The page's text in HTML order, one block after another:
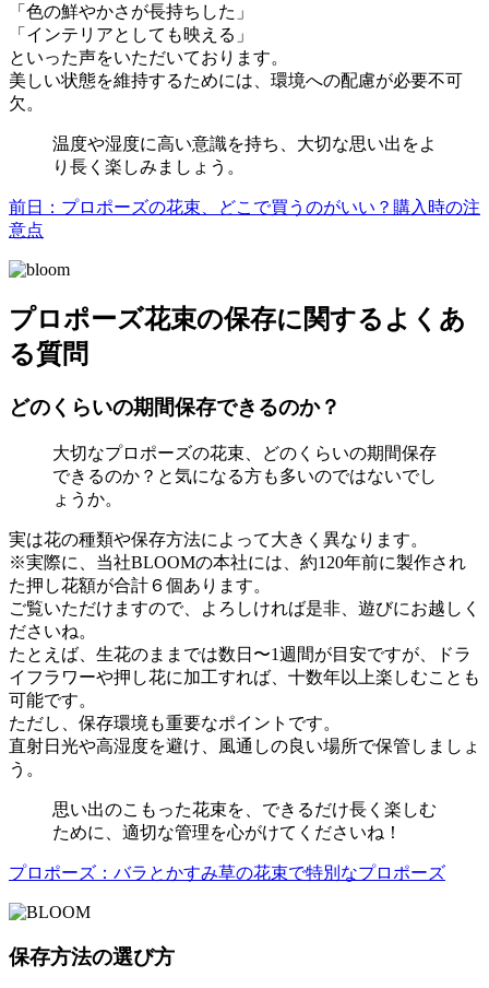
「色の鮮やかさが長持ちした」
「インテリアとしても映える」
といった声をいただいております。
美しい状態を維持するためには、環境への配慮が必要不可
欠。
温度や湿度に高い意識を持ち、大切な思い出をよ
り長く楽しみましょう。
前日：プロポーズの花束、どこで買うのがいい？購入時の注
意点
プロポーズ花束の保存に関するよくあ
る質問
どのくらいの期間保存できるのか？
大切なプロポーズの花束、どのくらいの期間保存
できるのか？と気になる方も多いのではないでし
ょうか。
実は花の種類や保存方法によって大きく異なります。
※実際に、当社BLOOMの本社には、約120年前に製作され
た押し花額が合計６個あります。
ご覧いただけますので、よろしければ是非、遊びにお越しく
ださいね。
たとえば、生花のままでは数日〜1週間が目安ですが、ドラ
イフラワーや押し花に加工すれば、十数年以上楽しむことも
可能です。
ただし、保存環境も重要なポイントです。
直射日光や高湿度を避け、風通しの良い場所で保管しましょ
う。
思い出のこもった花束を、できるだけ長く楽しむ
ために、適切な管理を心がけてくださいね！
プロポーズ：バラとかすみ草の花束で特別なプロポーズ
保存方法の選び方